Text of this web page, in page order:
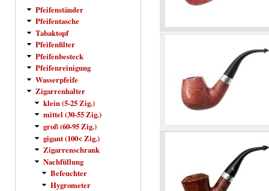
Pfeifenständer
Pfeifentasche
Tabaktopf
Pfeifenfilter
Pfeifenbesteck
Pfeifenreinigung
Wasserpfeife
Zigarrenhalter
klein (5-25 Zig.)
mittel (30-55 Zig.)
groß (60-95 Zig.)
gigant (100< Zig.)
Zigarrenschrank
Nachfüllung
Befeuchter
Hygrometer